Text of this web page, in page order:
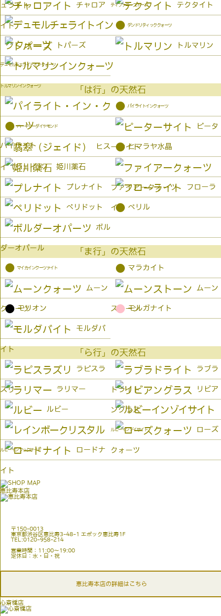
ュライト ティファニーストーン
チャロア
イト
テクタイト
デュモルチェライトインクォーツ
● デンドリティッククォーツ
トパーズ トルマリン
トルマリンインクォーツ 「は行」の天然石
パイライト
● パイライトインクォーツ
● ハーキマーダイヤモンド ピータ
ーサイト
ヒス
イ（ジェイド）
● ヒマラヤ水晶
姫川薬石
ファイアークォーツ
プレナイト フローラ
イト
ペリドット ● ベリル
ボル
ダーオパール 「ま行」の天然石
● マイカインクーツァイト ● マラカイト
ムーン
クォーツ
ムーン
ストーン
● モリオン ● モルガナイト
モルダバ
イト 「ら行」の天然石
ラピスラ
ズリ
ラブラ
ドライト
ラリマー リビア
ングラス
ルビー
ルビーインゾイサイト
ルビーインフックサイト
ローズ
クォーツ
ロードナ
イト
恵比寿本店
〒150-0013
東京都渋谷区恵比寿3-48-1 エポック恵比寿1F
TEL:0120-958-214
営業時間：11:00〜19:00
定休日：水・日・祝
恵比寿本店の詳細はこちら
心斎橋店